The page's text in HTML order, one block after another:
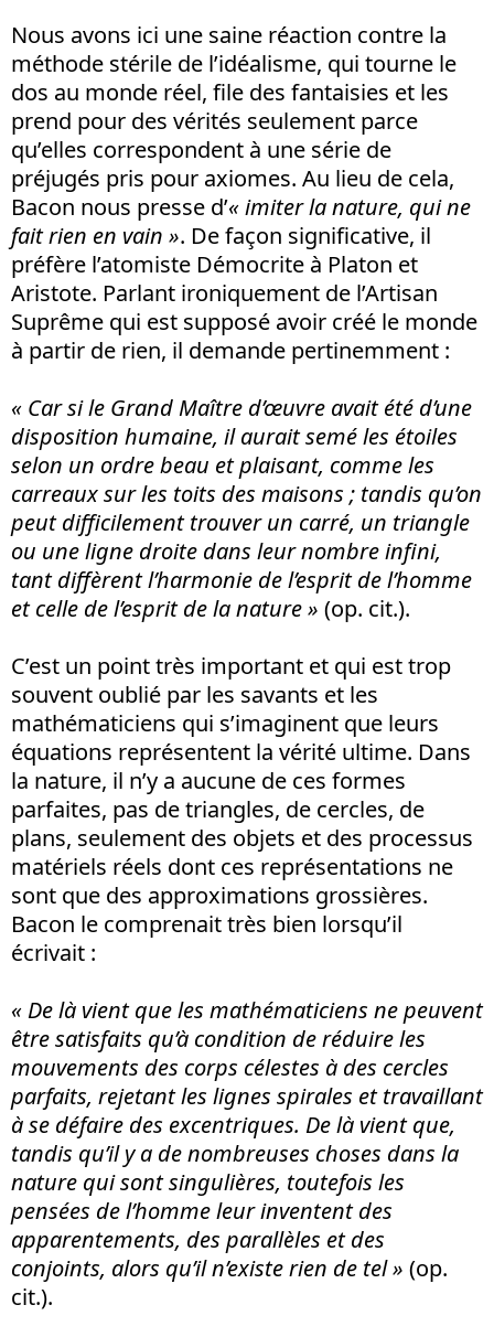
Nous avons ici une saine réaction contre la
méthode stérile de l’idéalisme, qui tourne le
dos au monde réel, file des fantaisies et les
prend pour des vérités seulement parce
qu’elles correspondent à une série de
préjugés pris pour axiomes. Au lieu de cela,
Bacon nous presse d’« imiter la nature, qui ne
fait rien en vain ». De façon significative, il
préfère l’atomiste Démocrite à Platon et
Aristote. Parlant ironiquement de l’Artisan
Suprême qui est supposé avoir créé le monde
à partir de rien, il demande pertinemment :
« Car si le Grand Maître d’œuvre avait été d’une
disposition humaine, il aurait semé les étoiles
selon un ordre beau et plaisant, comme les
carreaux sur les toits des maisons ; tandis qu’on
peut difficilement trouver un carré, un triangle
ou une ligne droite dans leur nombre infini,
tant diffèrent l’harmonie de l’esprit de l’homme
et celle de l’esprit de la nature » (op. cit.).
C’est un point très important et qui est trop
souvent oublié par les savants et les
mathématiciens qui s’imaginent que leurs
équations représentent la vérité ultime. Dans
la nature, il n’y a aucune de ces formes
parfaites, pas de triangles, de cercles, de
plans, seulement des objets et des processus
matériels réels dont ces représentations ne
sont que des approximations grossières.
Bacon le comprenait très bien lorsqu’il
écrivait :
« De là vient que les mathématiciens ne peuvent
être satisfaits qu’à condition de réduire les
mouvements des corps célestes à des cercles
parfaits, rejetant les lignes spirales et travaillant
à se défaire des excentriques. De là vient que,
tandis qu’il y a de nombreuses choses dans la
nature qui sont singulières, toutefois les
pensées de l’homme leur inventent des
apparentements, des parallèles et des
conjoints, alors qu’il n’existe rien de tel » (op.
cit.).